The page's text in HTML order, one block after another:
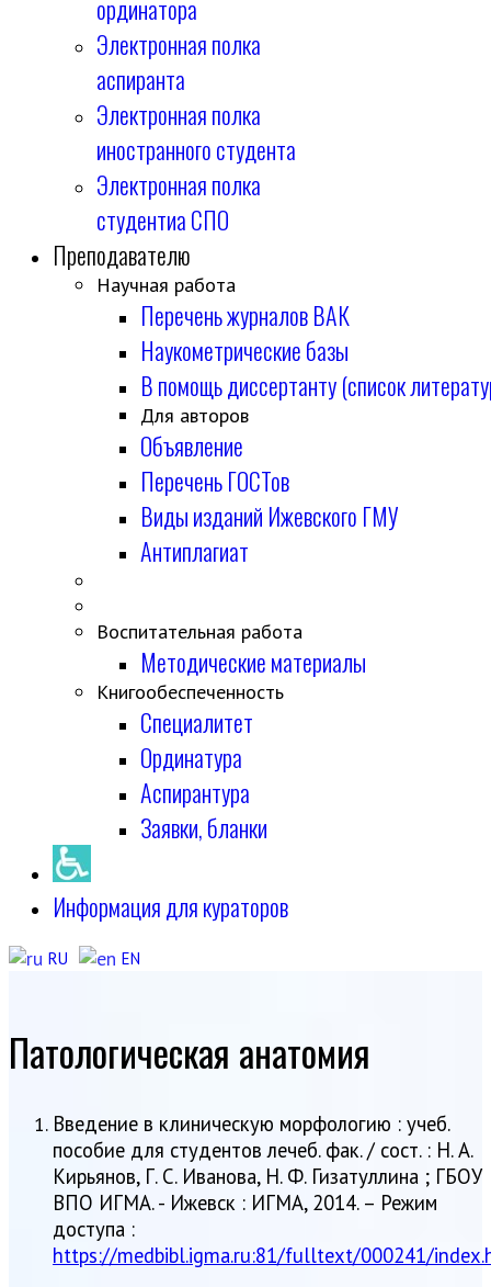
ординатора
Электронная полка
аспиранта
Электронная полка
иностранного студента
Электронная полка
студентиа СПО
Преподавателю
Научная работа
Перечень журналов ВАК
Наукометрические базы
В помощь диссертанту (список
Для авторов
Объявление
Перечень ГОСТов
Виды изданий Ижевского ГМУ
Антиплагиат
Воспитательная работа
Методические материалы
Книгообеспеченность
Специалитет
Ординатура
Аспирантура
Заявки, бланки
Информация для кураторов
RU EN
Патологическая анатомия
Введение в клиническую морфологию : учеб.
пособие для студентов лечеб. фак. / сост. : Н. А.
Кирьянов, Г. С. Иванова, Н. Ф. Гизатуллина ; ГБОУ
ВПО ИГМА. - Ижевск : ИГМА, 2014. – Режим
доступа :
https://medbibl.igma.ru:81/fulltext/000241/